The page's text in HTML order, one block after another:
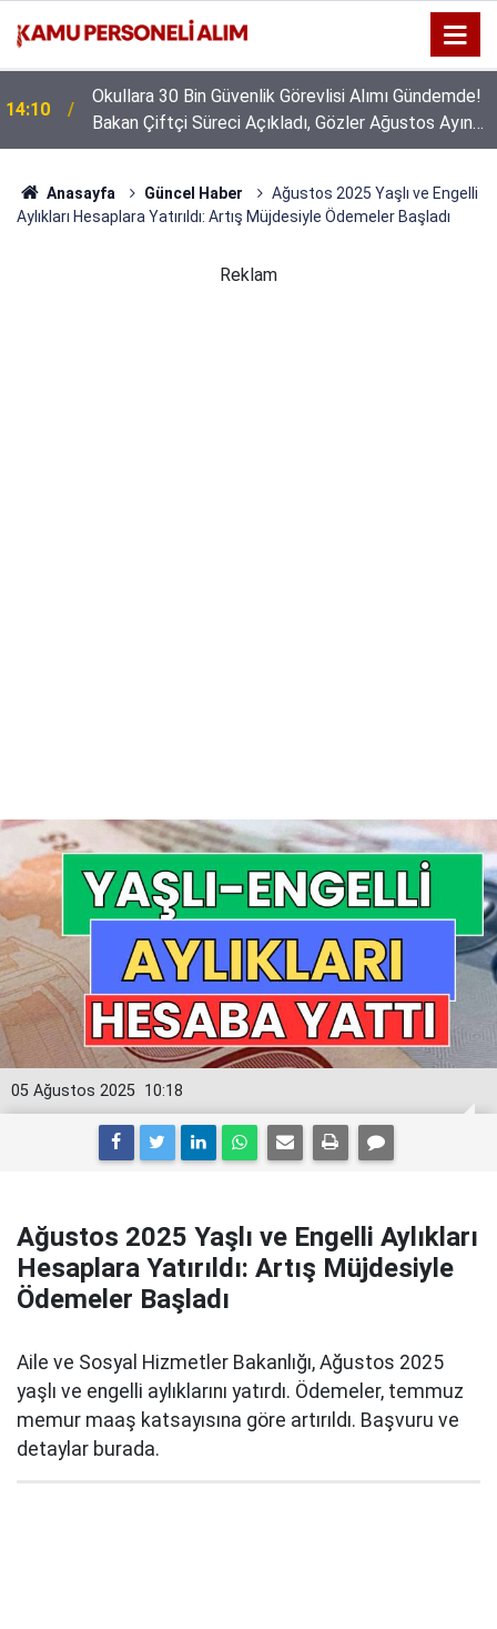
14:10
Okullara 30 Bin Güvenlik Görevlisi Alımı Gündemde!
Bakan Çiftçi Süreci Açıkladı, Gözler Ağustos Ayına
Çevrildi
Anasayfa Güncel Haber
Ağustos 2025 Yaşlı ve Engelli
Aylıkları Hesaplara Yatırıldı: Artış Müjdesiyle Ödemeler Başladı
Reklam
10:18
05 Ağustos 2025
Ağustos 2025 Yaşlı ve Engelli Aylıkları
Hesaplara Yatırıldı: Artış Müjdesiyle
Ödemeler Başladı
Aile ve Sosyal Hizmetler Bakanlığı, Ağustos 2025
yaşlı ve engelli aylıklarını yatırdı. Ödemeler, temmuz
memur maaş katsayısına göre artırıldı. Başvuru ve
detaylar burada.